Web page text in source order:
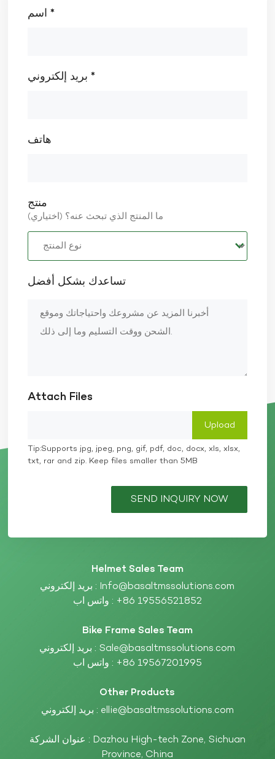
اسم *
بريد إلكتروني *
هاتف
منتج
ما المنتج الذي تبحث عنه؟ (اختياري)
تساعدك بشكل أفضل
Attach Files
Tip:Supports jpg, jpeg, png, gif, pdf, doc, docx, xls, xlsx,
txt, rar and zip. Keep files smaller than 5MB
SEND INQUIRY NOW
Helmet Sales Team
بريد إلكتروني : Info@basaltmssolutions.com
واتس اب : +86 19556521852
Bike Frame Sales Team
بريد إلكتروني : Sale@basaltmssolutions.com
واتس اب : +86 19567201995
Other Products
بريد إلكتروني : ellie@basaltmssolutions.com
عنوان الشركة : Dazhou High-tech Zone, Sichuan
Province, China